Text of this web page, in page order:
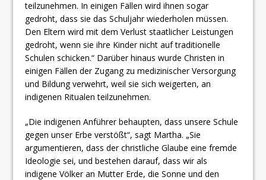
teilzunehmen. In einigen Fällen wird ihnen sogar
gedroht, dass sie das Schuljahr wiederholen müssen.
Den Eltern wird mit dem Verlust staatlicher Leistungen
gedroht, wenn sie ihre Kinder nicht auf traditionelle
Schulen schicken.“ Darüber hinaus wurde Christen in
einigen Fällen der Zugang zu medizinischer Versorgung
und Bildung verwehrt, weil sie sich weigerten, an
indigenen Ritualen teilzunehmen.
„Die indigenen Anführer behaupten, dass unsere Schule
gegen unser Erbe verstößt“, sagt Martha. „Sie
argumentieren, dass der christliche Glaube eine fremde
Ideologie sei, und bestehen darauf, dass wir als
indigene Völker an Mutter Erde, die Sonne und den